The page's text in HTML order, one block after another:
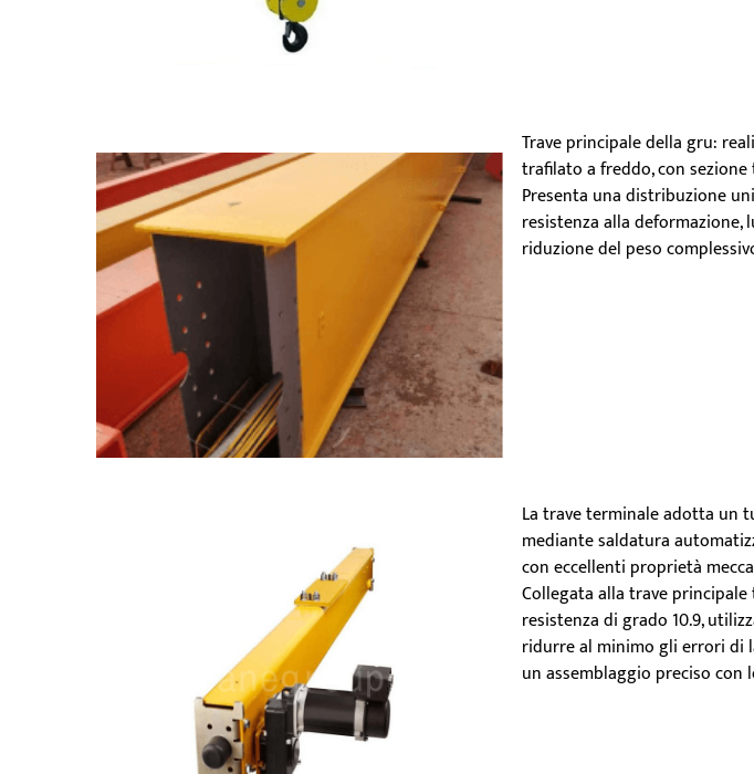
Trave principale della gru:
trafilato a freddo, con
Presenta una distribuzione
resistenza alla deformazione,
riduzione del peso
La trave terminale adotta un
mediante saldatura
con eccellenti proprietà
Collegata alla trave
resistenza di grado 10.9,
ridurre al minimo gli errori di
un assemblaggio preciso con